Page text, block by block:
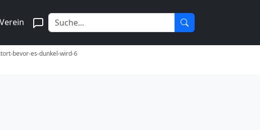
Verein
bevor-es-dunkel-wird-6